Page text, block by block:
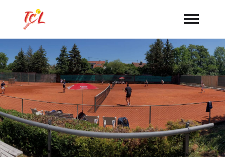
Startseite
Aktuelles
Termine
Vorstand
Dokumente